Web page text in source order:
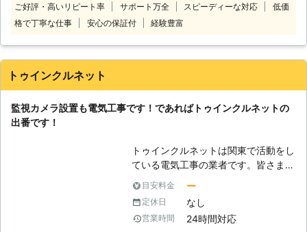
出来たら性能のいい防犯カメラで、万
引きを改善したいもの。そんなときこ
社キャトルプランにはお客様から選ば
犯カメラをご提案いたします 株式会
社キャトルプランの強みは高画質防犯
カメラやネットワーク方式の防犯カメ
ラなどの品揃えが豊富であるというこ
とです。また、防犯カメラの設置から
メンテナンスまでトータルサポートい
ご好評・高いリピート率 サポート万全 スピーディーな対応
低価
格で丁寧な仕事
安心の保証付 経験豊富
トゥインクルネット
監視カメラ設置も電気工事です！であればトゥインクルネットの
出番です！
トゥインクルネットは関東で活動をし
ている電気工事の業者です。皆さまの
ご自宅にある電気設備はぜひ私たちト
ゥインクルネットにおまかせくださ
い。電気工事の確かな知識、技術を有
している私たちだからこそ対応可能な
目安料金 ー
定休日 なし
営業時間 24時間対応